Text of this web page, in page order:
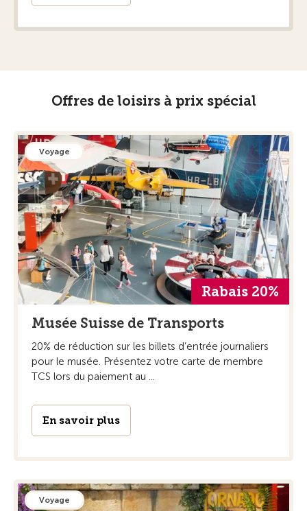
Offres de loisirs à prix spécial
Voyage
Rabais 20%
Musée Suisse de Transports
20% de réduction sur les billets d’entrée journaliers
pour le musée. Présentez votre carte de membre
TCS lors du paiement au ...
En savoir plus
Voyage